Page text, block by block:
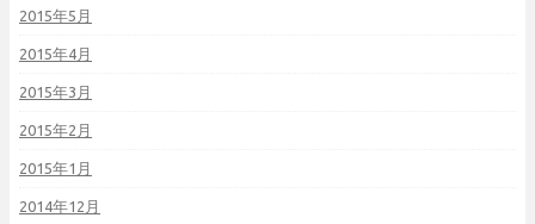
2015年5月
2015年4月
2015年3月
2015年2月
2015年1月
2014年12月